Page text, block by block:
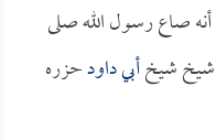
أنه صاع رسول الله صلى
شيخ شيخأبي داودحزره